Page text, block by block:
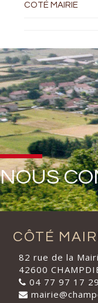
COTÉ MAIRIE
NOUS
CÔTÉ
82 rue de la
42600
04 77 97 17 29